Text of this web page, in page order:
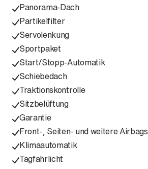
Panorama-Dach
Partikelfilter
Servolenkung
Sportpaket
Start/Stopp-Automatik
Schiebedach
Traktionskontrolle
Sitzbelüftung
Garantie
Front-, Seiten- und weitere Airbags
Klimaautomatik
Tagfahrlicht